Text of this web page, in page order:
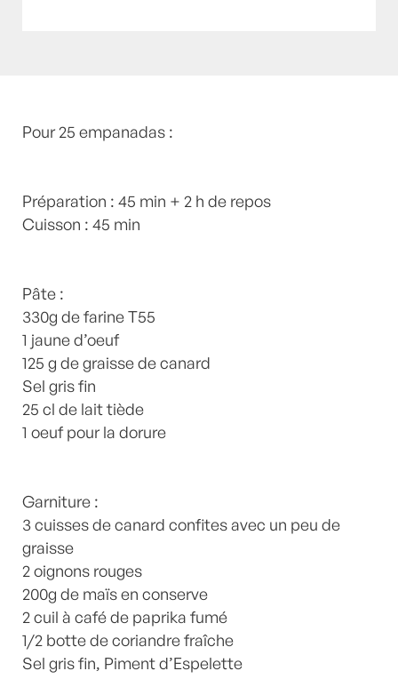
Posté à 10:00hin- Petits plats en équilibre -
home,Viande,Viandes byLaurent Mariotte
Commentaires
Pour 25 empanadas :
Préparation : 45 min + 2 h de repos
Cuisson : 45 min
Pâte :
330g de farine T55
1 jaune d’oeuf
125 g de graisse de canard
Sel gris fin
25 cl de lait tiède
1 oeuf pour la dorure
Garniture :
3 cuisses de canard confites avec un peu de
graisse
2 oignons rouges
200g de maïs en conserve
2 cuil à café de paprika fumé
1/2 botte de coriandre fraîche
Sel gris fin, Piment d’Espelette